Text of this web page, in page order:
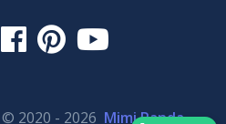
2020 - 2026 Mimi Panda